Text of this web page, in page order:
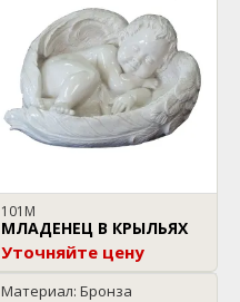
101М
МЛАДЕНЕЦ В КРЫЛЬЯХ
Уточняйте цену
Материал: Бронза